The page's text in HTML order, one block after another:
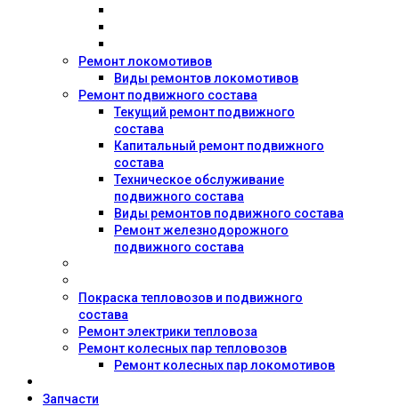
Ремонт локомотивов
Виды ремонтов локомотивов
Ремонт подвижного состава
Текущий ремонт подвижного
состава
Капитальный ремонт подвижного
состава
Техническое обслуживание
подвижного состава
Виды ремонтов подвижного состава
Ремонт железнодорожного
подвижного состава
Покраска тепловозов и подвижного
состава
Ремонт электрики тепловоза
Ремонт колесных пар тепловозов
Ремонт колесных пар локомотивов
Запчасти